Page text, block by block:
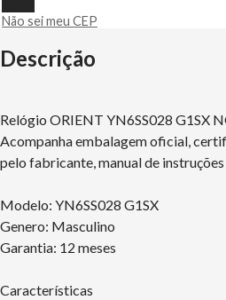
Não sei meu CEP
Descrição
Relógio ORIENT YN6SS028 G1SX
Acompanha embalagem oficial,
pelo fabricante, manual de
Modelo: YN6SS028 G1SX
Genero: Masculino
Garantia: 12 meses
Características